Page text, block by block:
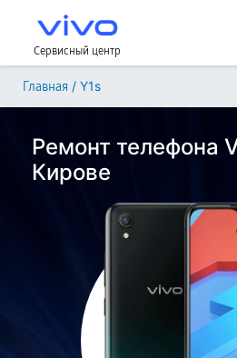
Сервисный центр
Главная / Y1s
Ремонт телефона
Кирове